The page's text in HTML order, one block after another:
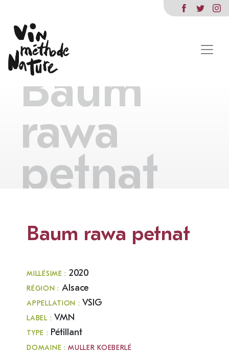
Baum
rawa
petnat
Baum rawa petnat
MILLÉSIME : 2020
RÉGION : Alsace
APPELLATION : VSIG
LABEL : VMN
TYPE : Pétillant
DOMAINE :MULLER KOEBERLÉ